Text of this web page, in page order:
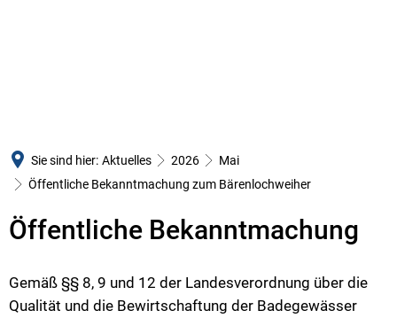
Gemeinden und Bürgermeister
Öffentliche Bekanntmachungen
Statistische Daten
Kreishandbuch
Öffnungszeiten und
Presse-Info und Archiv
Veranstaltungen
Abfallwirtschaft
Gesundheitsamt
Sie sind hier: Aktuelles 2026
Mai
Öffentliche Bekanntmachung zum Bärenlochweiher
Öffentliche Bekanntmachung
Gemäß §§ 8, 9 und 12 der Landesverordnung über die
Qualität und die Bewirtschaftung der Badegewässer